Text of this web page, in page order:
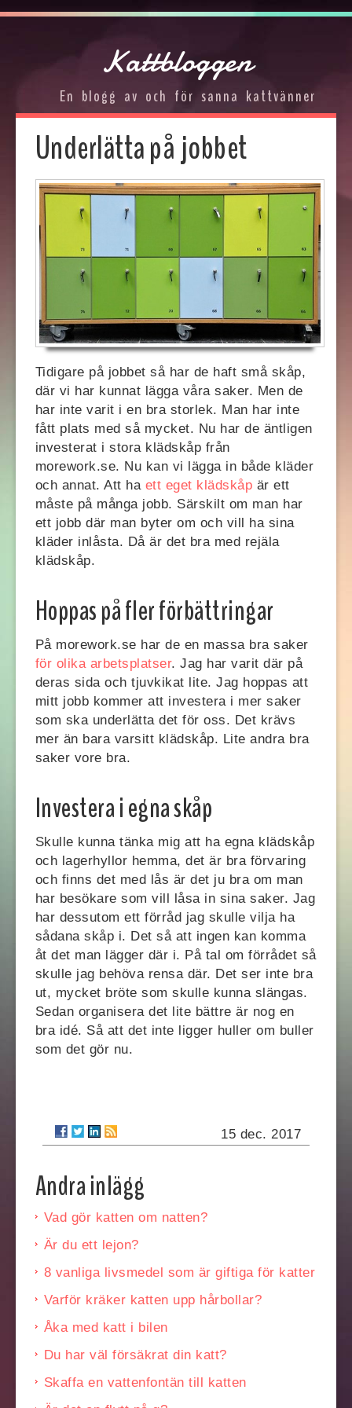
Kattbloggen
En blogg av och för sanna kattvänner
Underlätta på jobbet
Tidigare på jobbet så har de haft små skåp,
där vi har kunnat lägga våra saker. Men de
har inte varit i en bra storlek. Man har inte
fått plats med så mycket. Nu har de äntligen
investerat i stora klädskåp från
morework.se. Nu kan vi lägga in både kläder
och annat. Att ha ett eget klädskåp är ett
måste på många jobb. Särskilt om man har
ett jobb där man byter om och vill ha sina
kläder inlåsta. Då är det bra med rejäla
klädskåp.
Hoppas på fler förbättringar
På morework.se har de en massa bra saker
för olika arbetsplatser. Jag har varit där på
deras sida och tjuvkikat lite. Jag hoppas att
mitt jobb kommer att investera i mer saker
som ska underlätta det för oss. Det krävs
mer än bara varsitt klädskåp. Lite andra bra
saker vore bra.
Investera i egna skåp
Skulle kunna tänka mig att ha egna klädskåp
och lagerhyllor hemma, det är bra förvaring
och finns det med lås är det ju bra om man
har besökare som vill låsa in sina saker. Jag
har dessutom ett förråd jag skulle vilja ha
sådana skåp i. Det så att ingen kan komma
åt det man lägger där i. På tal om förrådet så
skulle jag behöva rensa där. Det ser inte bra
ut, mycket bröte som skulle kunna slängas.
Sedan organisera det lite bättre är nog en
bra idé. Så att det inte ligger huller om buller
som det gör nu.
15 dec. 2017
Andra inlägg
Vad gör katten om natten?
Är du ett lejon?
8 vanliga livsmedel som är giftiga för katter
Varför kräker katten upp hårbollar?
Åka med katt i bilen
Du har väl försäkrat din katt?
Skaffa en vattenfontän till katten